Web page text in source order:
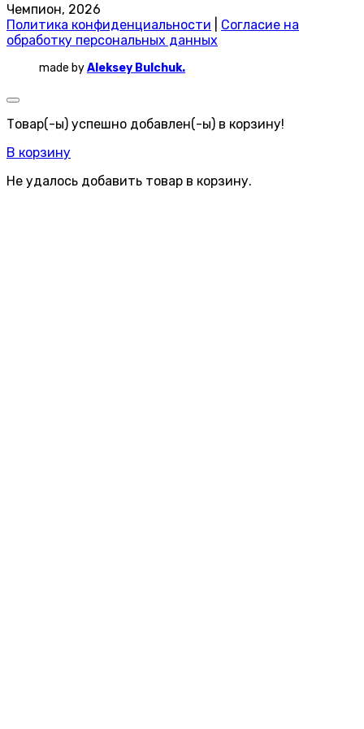
Чемпион, 2026
Политика конфиденциальности
Согласие на
обработку персональных данных
made byAleksey Bulchuk.
Товар(-ы) успешно добавлен(-ы) в корзину!
В корзину
Не удалось добавить товар в корзину.